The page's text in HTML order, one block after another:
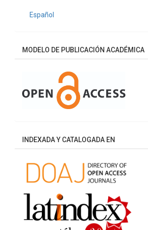
Español
MODELO DE PUBLICACIÓN ACADÉMICA
INDEXADA Y CATALOGADA EN